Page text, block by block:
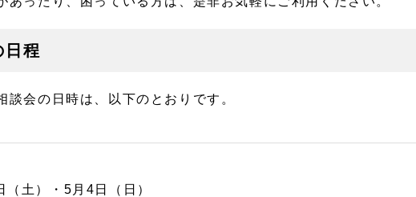
日程
談会の日時は、以下のとおりです。
（土）・5月4日（日）